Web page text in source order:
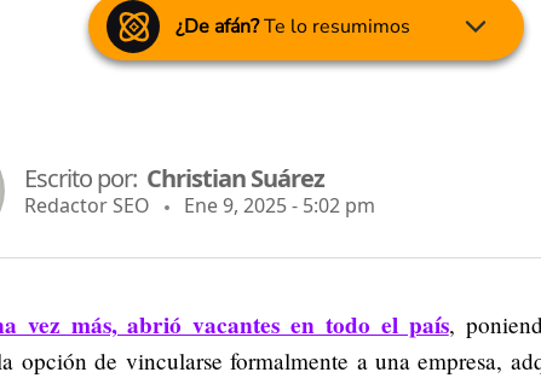
¿De afán?Te lo resumimos
Escrito por: Christian Suárez
Redactor SEO Ene 9, 2025 - 5:02 pm
vez más, abrió vacantes en todo el país,
opción de vincularse formalmente a una empresa,